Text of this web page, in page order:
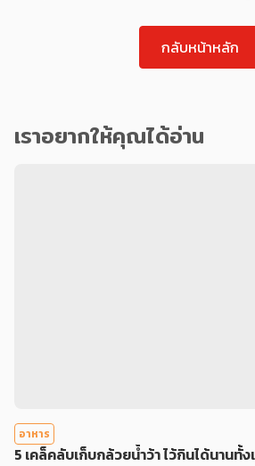
กลับหน้าหลัก
เราอยากให้คุณได้อ่าน
อาหาร
5 เคล็คลับเก็บกล้วยน้ำว้า ไว้กินได้นานทั้